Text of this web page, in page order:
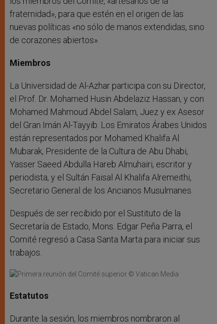
fraternidad», para que estén en el origen de las
nuevas políticas «no sólo de manos extendidas, sino
de corazones abiertos».
Miembros
La Universidad de Al-Azhar participa con su Director,
el Prof. Dr. Mohamed Husin Abdelaziz Hassan, y con
Mohamed Mahmoud Abdel Salam, Juez y ex Asesor
del Gran Imán Al-Tayyib. Los Emiratos Árabes Unidos
están representados por Mohamed Khalifa Al
Mubarak, Presidente de la Cultura de Abu Dhabi,
Yasser Saeed Abdulla Hareb Almuhairi, escritor y
periodista, y el Sultán Faisal Al Khalifa Alremeithi,
Secretario General de los Ancianos Musulmanes.
Después de ser recibido por el Sustituto de la
Secretaría de Estado, Mons. Edgar Peña Parra, el
Comité regresó a Casa Santa Marta para iniciar sus
trabajos.
Estatutos
Durante la sesión, los miembros nombraron al